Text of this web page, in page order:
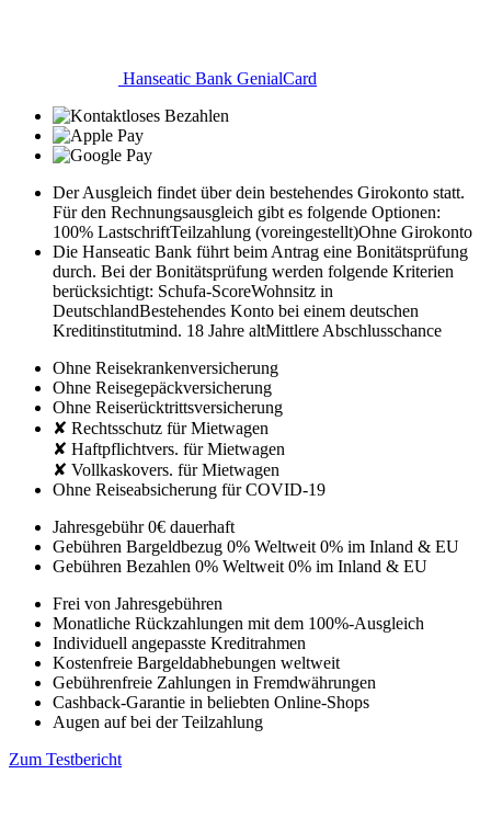
Hanseatic Bank GenialCard
Der Ausgleich findet über dein bestehendes Girokonto statt.
Für den Rechnungsausgleich gibt es folgende Optionen:
100% LastschriftTeilzahlung (voreingestellt)Ohne Girokonto
Die Hanseatic Bank führt beim Antrag eine Bonitätsprüfung
durch. Bei der Bonitätsprüfung werden folgende Kriterien
berücksichtigt: Schufa-ScoreWohnsitz in
DeutschlandBestehendes Konto bei einem deutschen
Kreditinstitutmind. 18 Jahre altMittlere Abschlusschance
Ohne Reisekrankenversicherung
Ohne Reisegepäckversicherung
Ohne Reiserücktrittsversicherung
✘ Rechtsschutz für Mietwagen
✘ Haftpflichtvers. für Mietwagen
✘ Vollkaskovers. für Mietwagen
Ohne Reiseabsicherung für COVID-19
Jahresgebühr 0€ dauerhaft
Gebühren Bargeldbezug 0% Weltweit0% im Inland & EU
Gebühren Bezahlen 0% Weltweit0% im Inland & EU
Frei von Jahresgebühren
Monatliche Rückzahlungen mit dem 100%-Ausgleich
Individuell angepasste Kreditrahmen
Kostenfreie Bargeldabhebungen weltweit
Gebührenfreie Zahlungen in Fremdwährungen
Cashback-Garantie in beliebten Online-Shops
Augen auf bei der Teilzahlung
Zum Testbericht